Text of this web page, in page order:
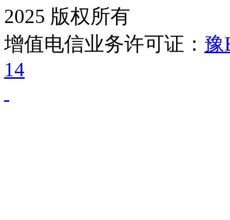
2025 版权所有
增值电信业务许可证： 豫
14